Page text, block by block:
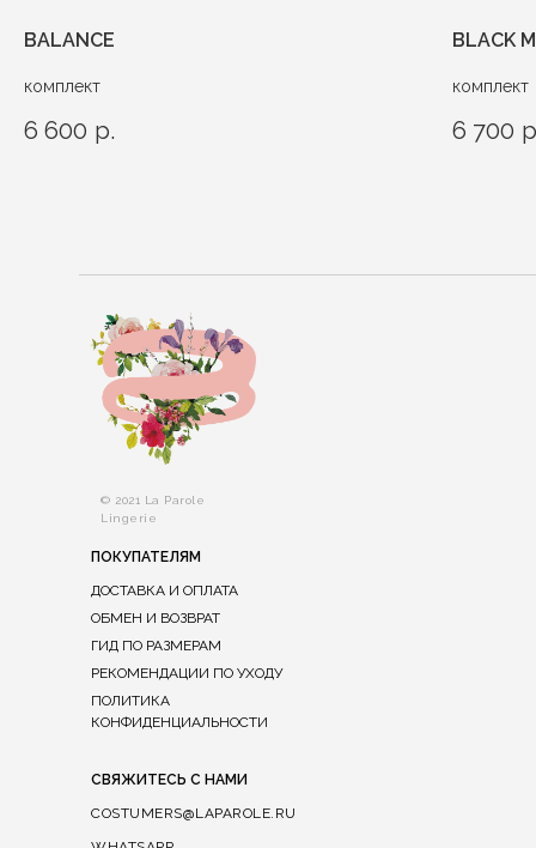
BALANCE
комплект
6 600 р.
BLACK
комплект
6 700
© 2021 La Parole
Lingerie
ПОКУПАТЕЛЯМ
COSTUMERS@LAPAROLE.RU
ДОСТАВКА И ОПЛАТА
ОБМЕН И ВОЗВРАТ
СВЯЖИТЕСЬ С НАМИ
ПОЛИТИКА
КОНФИДЕНЦИАЛЬНОСТИ
ГИД ПО РАЗМЕРАМ
РЕКОМЕНДАЦИИ ПО УХОДУ